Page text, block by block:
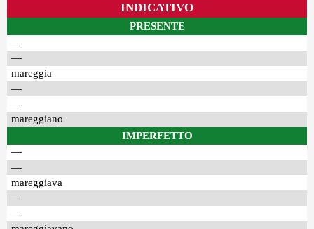
INDICATIVO
PRESENTE
—
—
mareggia
—
—
mareggiano
IMPERFETTO
—
—
mareggiava
—
—